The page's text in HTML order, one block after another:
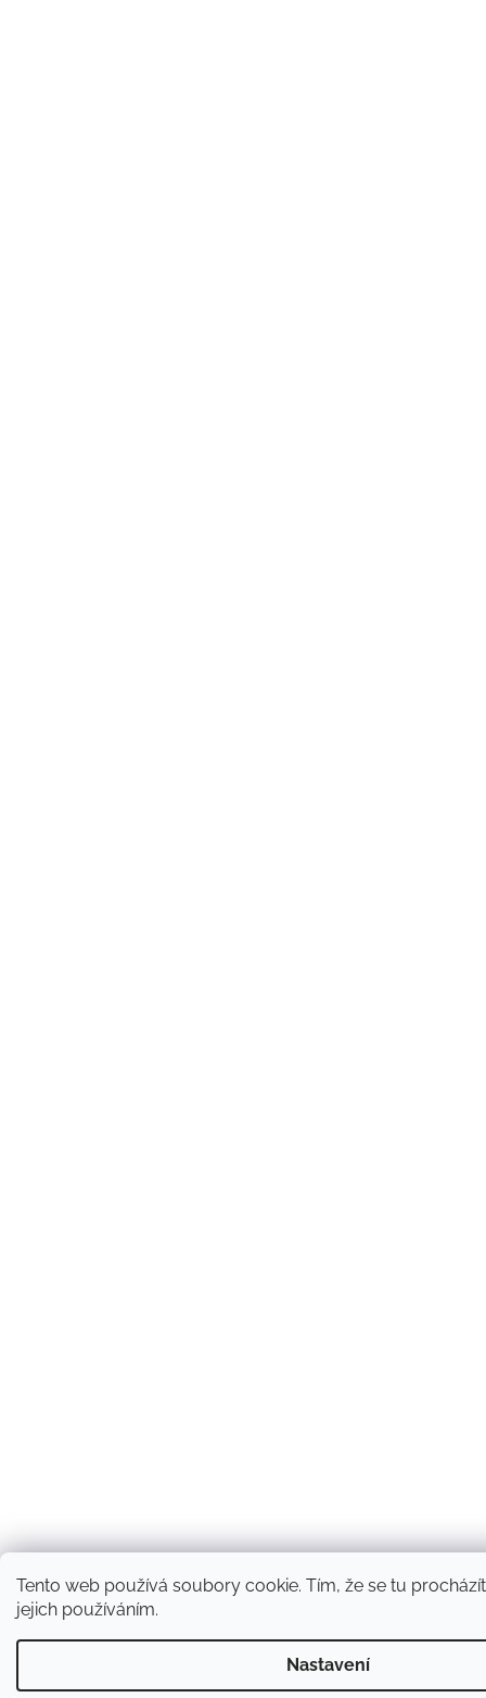
Tento web používá soubory cookie. Tím, že se tu
jejich používáním.
Nastavení